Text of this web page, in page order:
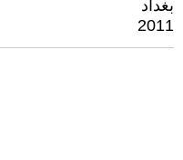
بغداد
2011